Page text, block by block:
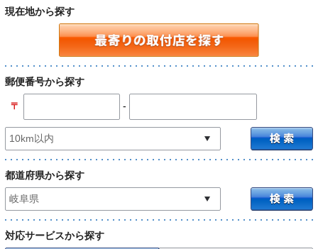
現在地から探す
郵便番号から探す
〒 -
都道府県から探す
対応サービスから探す